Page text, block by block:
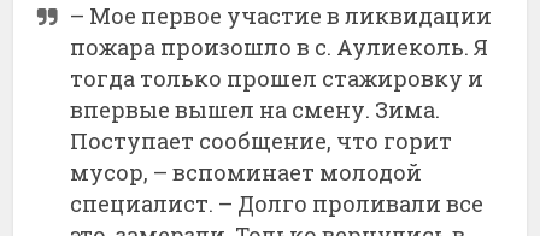
– Мое первое участие в ликвидации
пожара произошло в с. Аулиеколь. Я
тогда только прошел стажировку и
впервые вышел на смену. Зима.
Поступает сообщение, что горит
мусор, – вспоминает молодой
специалист. – Долго проливали все